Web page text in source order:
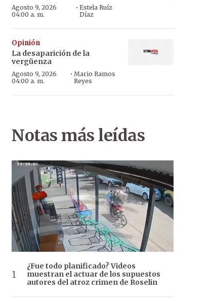
Agosto 9, 2026
04:00 a. m.
·Estela Ruíz
Díaz
Opinión
La desaparición de la
vergüenza
Agosto 9, 2026
04:00 a. m.
· Mario Ramos
Reyes
Notas más leídas
¿Fue todo planificado? Videos
muestran el actuar de los supuestos
autores del atroz crimen de Roselin